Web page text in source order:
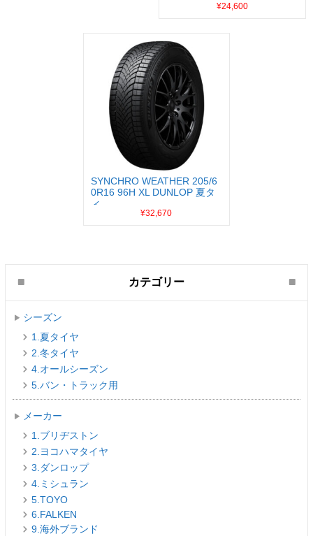
¥24,600
SYNCHRO WEATHER 205/6
0R16 96H XL DUNLOP 夏タ
イ...
¥32,670
カテゴリー
シーズン
1.夏タイヤ
2.冬タイヤ
4.オールシーズン
5.バン・トラック用
メーカー
1.ブリヂストン
2.ヨコハマタイヤ
3.ダンロップ
4.ミシュラン
5.TOYO
6.FALKEN
9.海外ブランド